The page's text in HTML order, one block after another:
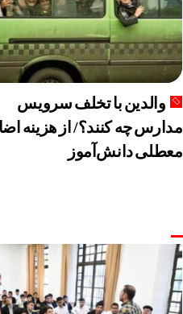
والدین با تخلف سرویس
مدارس چه کنند؟/ از هزینه
معطلی دانش‌آموز